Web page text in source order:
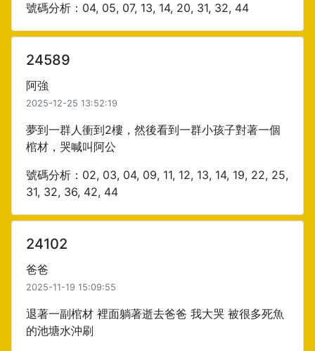
號碼分析：04, 05, 07, 13, 14, 20, 31, 32, 44
24589
阿強
2025-12-25 13:52:19
夢到一群人衝到2樓，然後看到一群小孩子對著一個
棺材，哭喊叫阿公
號碼分析：02, 03, 04, 09, 11, 12, 13, 14, 19, 22, 25,
31, 32, 36, 42, 44
24102
爸爸
2025-11-19 15:09:55
退著一副棺材 裡面躺著逝去爸爸 我大哭 被很多死魚
的池塘水沖刷